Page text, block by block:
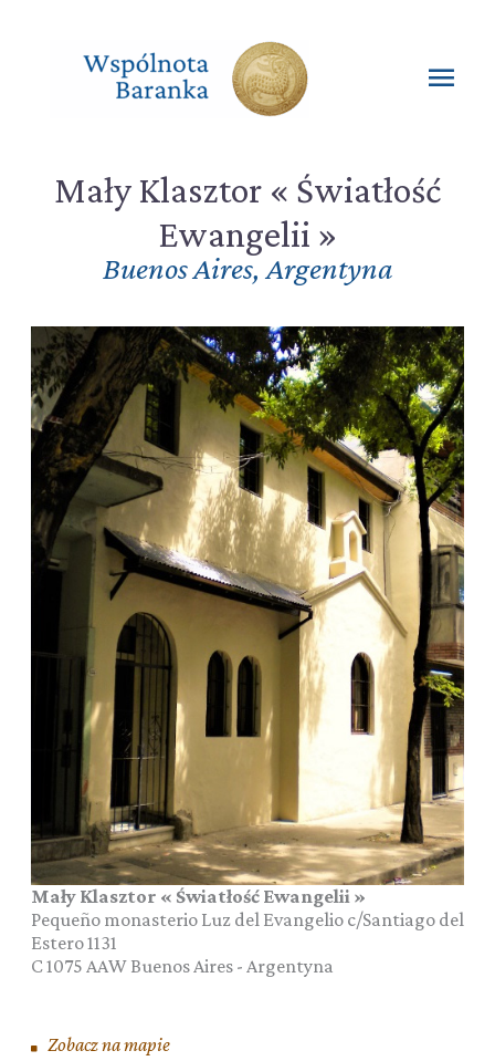
Mały Klasztor « Światłość
Ewangelii »
Buenos Aires,Argentyna
Mały Klasztor « Światłość Ewangelii »
Pequeño monasterio Luz del Evangelio c/Santiago del
Estero 1131
C 1075 AAW Buenos Aires- Argentyna
Zobacz na mapie